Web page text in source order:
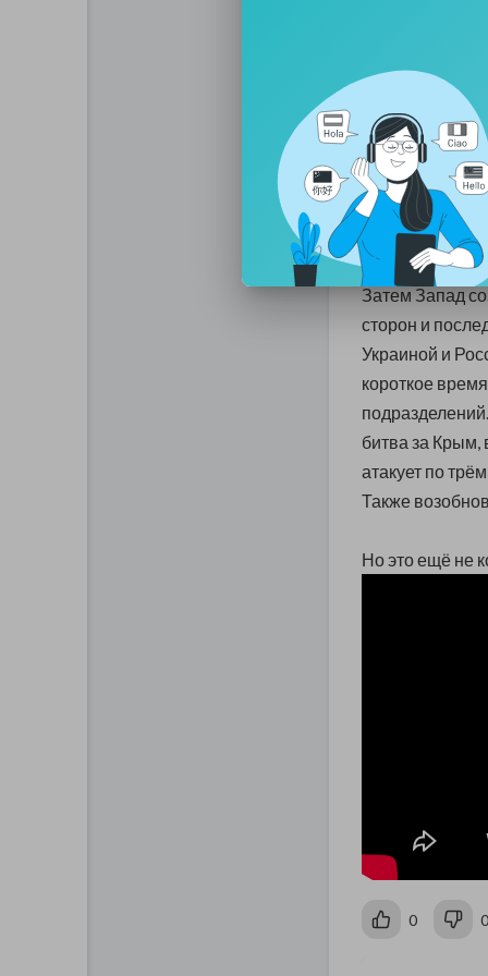
прибывать
Сирии.
Потом у
ответит
поставки
подвергнется
Затем Запад
сторон и
Украиной и
короткое
битва за Крым,
атакует по
Также
Но это ещё не
0 0